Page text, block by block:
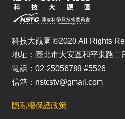
科技大觀園 ©2020 All Rights
地址：臺北市大安區和平東路二
電話：02-25056789 #5526
信箱：nstcstv@gmail.com
隱私權保護政策